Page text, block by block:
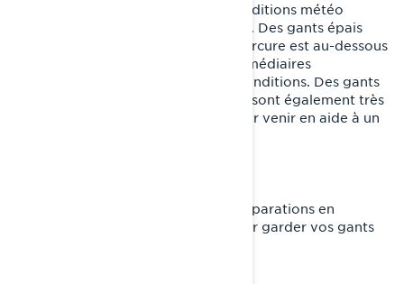
confort idéal, même lorsque les conditions météo
changent au cours de votre voyage. Des gants épais
sont parfaits pour les jours où le mercure est au-dessous
de 0 oC, tandis que des gants intermédiaires
conviennent à presque toutes les conditions. Des gants
légers dotés d’une bonne dextérité sont également très
utiles pour les courtes haltes ou pour venir en aide à un
Avoir une paire de gants pour les réparations en
bordure de sentier est essentiel pour garder vos gants